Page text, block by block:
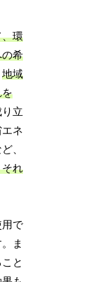
、環
の希
地域
を
立
ネ
、
それ
用で
。ま
と